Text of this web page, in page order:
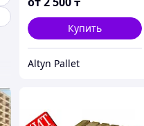
Купить
Altyn Pallet